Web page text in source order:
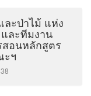
ละป่าไม้ แห่ง
ละทีมงาน
สอนหลักสูตร
ะฯ